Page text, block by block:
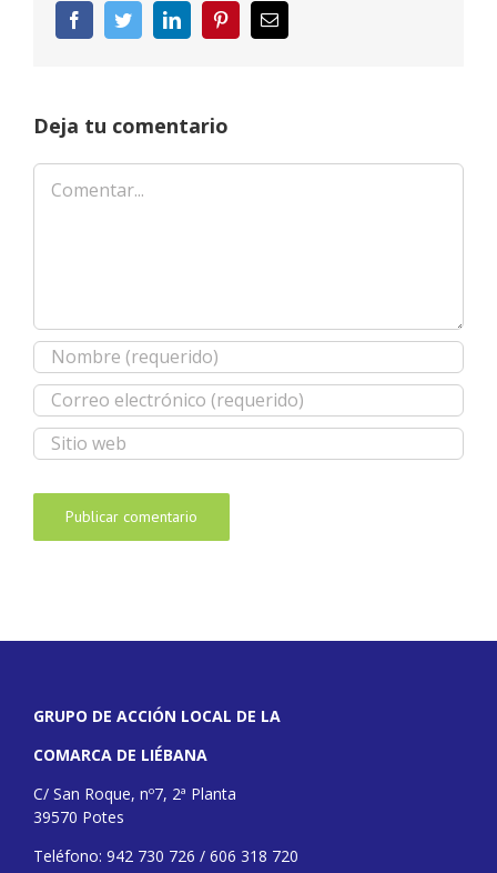
FacebookTwitterLinkedInPinterestCorreo
electrónico
Deja tu comentario
Comentar
GRUPO DE ACCIÓN LOCAL DE LA
COMARCA DE LIÉBANA
C/ San Roque, nº7, 2ª Planta
39570 Potes
Teléfono: 942 730 726 / 606 318 720